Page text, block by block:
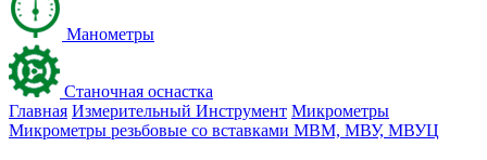
Манометры
Станочная оснастка
Главная Измерительный Инструмент Микрометры
Микрометры резьбовые со вставками МВМ, МВУ, МВУЦ